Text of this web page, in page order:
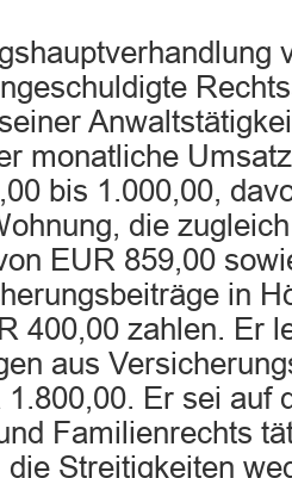
monatliche
bis 1.000,00,
die
EUR 859,00
in
400,00 zahlen. Er
aus
Er sei auf
Familienrechts
die Streitigkeiten